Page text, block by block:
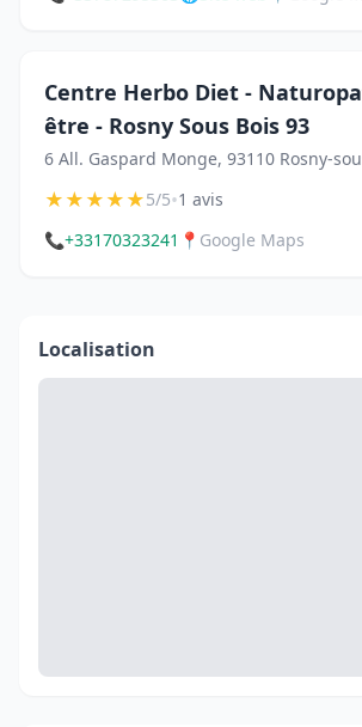
Centre Herbo Diet -
être - Rosny Sous Bois 93
6 All. Gaspard Monge, 93110 Rosny-
★★★★★5/5•1 avis
📞+33170323241 📍 Google Maps
Localisation